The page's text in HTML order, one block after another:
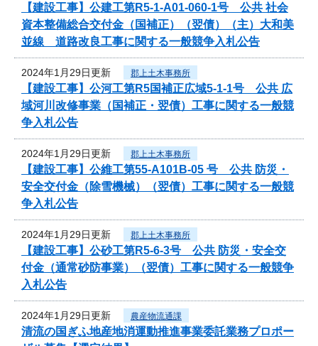
【建設工事】公建工第R5-1-A01-060-1号 公共 社会
資本整備総合交付金（国補正）（翌債）（主）大和美
並線 道路改良工事に関する一般競争入札公告
2024年1月29日更新 郡上土木事務所
【建設工事】公河工第R5国補正広域5-1-1号 公共 広
域河川改修事業（国補正・翌債）工事に関する一般競
争入札公告
2024年1月29日更新 郡上土木事務所
【建設工事】公維工第55-A101B-05 号 公共 防災・
安全交付金（除雪機械）（翌債）工事に関する一般競
争入札公告
2024年1月29日更新 郡上土木事務所
【建設工事】公砂工第R5-6-3号 公共 防災・安全交
付金（通常砂防事業）（翌債）工事に関する一般競争
入札公告
2024年1月29日更新 農産物流通課
清流の国ぎふ地産地消運動推進事業委託業務プロポー